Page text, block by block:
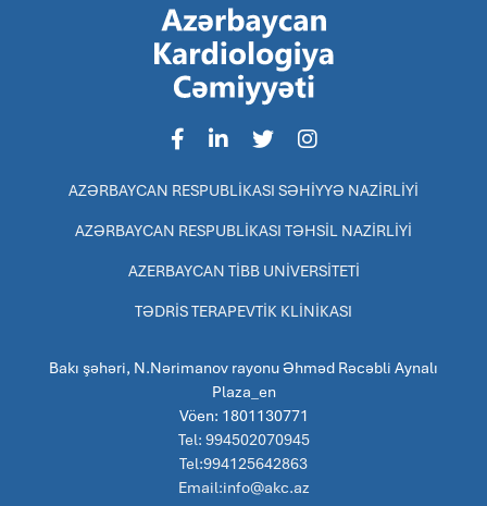
AZƏRBAYCAN RESPUBLİKASI SƏHİYYƏ NAZİRLİYİ
AZƏRBAYCAN RESPUBLİKASI TƏHSİL NAZİRLİYİ
AZERBAYCAN TİBB UNİVERSİTETİ
TƏDRİS TERAPEVTİK KLİNİKASI
Bakı şəhəri, N.Nərimanov rayonu Əhməd Rəcəbli Aynalı
Plaza_en
Vöen: 1801130771
Tel: 994502070945
Tel:994125642863
Email:info@akc.az